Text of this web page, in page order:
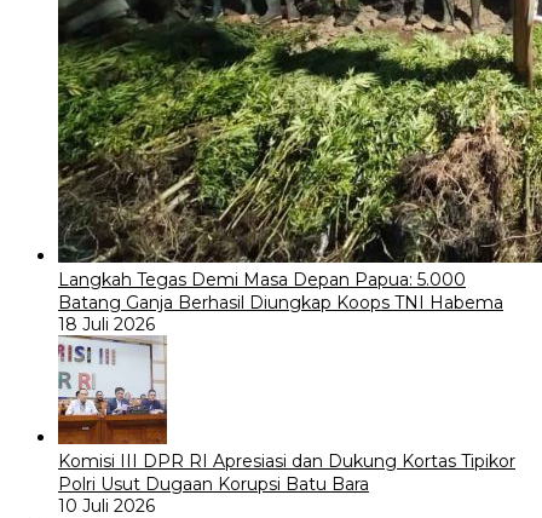
Langkah Tegas Demi Masa Depan Papua: 5.000
Batang Ganja Berhasil Diungkap Koops TNI Habema
18 Juli 2026
Komisi III DPR RI Apresiasi dan Dukung Kortas Tipikor
Polri Usut Dugaan Korupsi Batu Bara
10 Juli 2026